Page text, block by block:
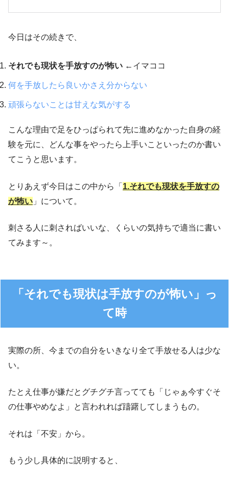
今日はその続きで、
それでも現状を手放すのが怖い ←イマココ
何を手放したら良いかさえ分からない
頑張らないことは甘えな気がする
こんな理由で足をひっぱられて先に進めなかった自身の経
験を元に、どんな事をやったら上手いこといったのか書い
てこうと思います。
とりあえず今日はこの中から「 1.それでも現状を手放すの
が怖い 」について。
刺さる人に刺さればいいな、くらいの気持ちで適当に書い
てみます～。
「それでも現状は手放すのが怖い」っ
て時
実際の所、今までの自分をいきなり全て手放せる人は少な
い。
たとえ仕事が嫌だとグチグチ言ってても「じゃぁ今すぐそ
の仕事やめなよ」と言われれば躊躇してしまうもの。
それは「不安」から。
もう少し具体的に説明すると、